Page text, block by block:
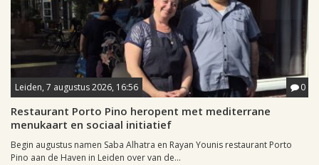
Leiden, 7 augustus 2026, 16:56 0
Restaurant Porto Pino heropent met mediterrane
menukaart en sociaal initiatief
Begin augustus namen Saba Alhatra en Rayan Younis restaurant Porto
Pino aan de Haven in Leiden over van de...